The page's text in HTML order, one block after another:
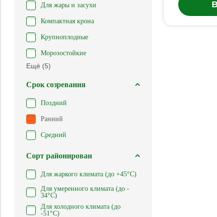
Для жары и засухи
Компактная крона
Крупноплодные
Морозостойкие
Ещё (5)
Срок созревания
Поздний
Ранний
Средний
Сорт районирован
Для жаркого климата (до +45°С)
Для умеренного климата (до -
34°С)
Для холодного климата (до
-51°С)